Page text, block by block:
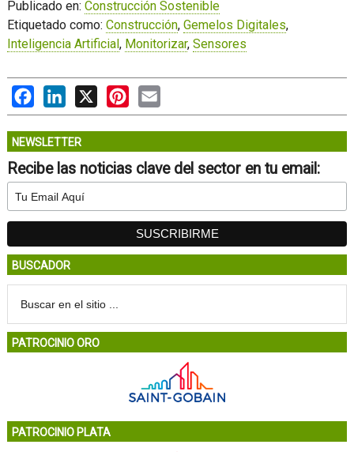
Publicado en: Construcción Sostenible
Etiquetado como: Construcción, Gemelos Digitales,
Inteligencia Artificial , Monitorizar, Sensores
FacebookLinkedIn Pinterest
NEWSLETTER
Recibe las noticias clave del sector en tu email:
BUSCADOR
PATROCINIO ORO
PATROCINIO PLATA